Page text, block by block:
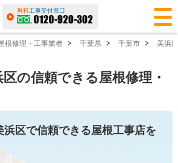
無料工事受付窓口
根修理・工事業者 > 千葉県 > 千葉市 > 美浜区
の信頼できる屋根修理・
浜区で信頼できる屋根工事店を